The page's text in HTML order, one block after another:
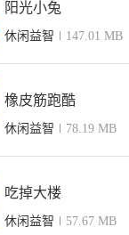
阳光小兔
休闲益智 147.01 MB
橡皮筋跑酷
休闲益智 78.19 MB
吃掉大楼
休闲益智 57.67 MB